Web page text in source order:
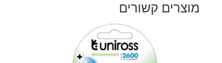
מוצרים קשורים